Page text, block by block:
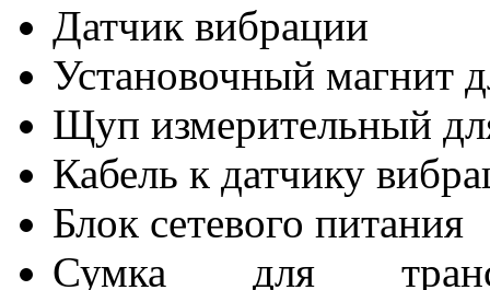
Датчик вибрации
Установочный магнит
Щуп измерительный
Кабель к датчику
Блок сетевого питания
Сумка для